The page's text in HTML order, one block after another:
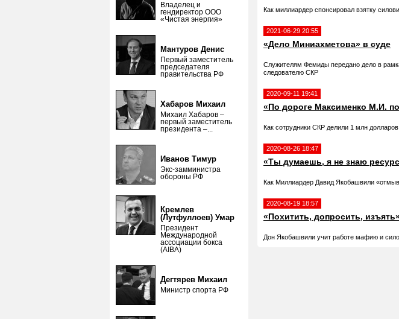
Владелец и
гендиректор ООО
«Чистая энергия»
Мантуров Денис
Первый заместитель
председателя
правительства РФ
Хабаров Михаил
Михаил Хабаров –
первый заместитель
президента –...
Иванов Тимур
Экс-замминистра
обороны РФ
Кремлев
(Лутфуллоев) Умар
Президент
Международной
ассоциации бокса
(AIBA)
Дегтярев Михаил
Министр спорта РФ
Как миллиардер спонсировал взятку
2021-06-29 20:55
«Дело Миниахметова» в суде
Служителям Фемиды передано дело в
следователю СКР
2020-09-11 19:41
«По дороге Максименко М.И.
Как сотрудники СКР делили 1 млн
2020-08-26 18:47
«Ты думаешь, я не знаю
Как Миллиардер Давид Якобашвили
2020-08-19 18:57
«Похитить, допросить,
Дон Якобашвили учит работе мафию и